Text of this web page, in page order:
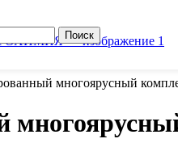
Поиск
многоярусный